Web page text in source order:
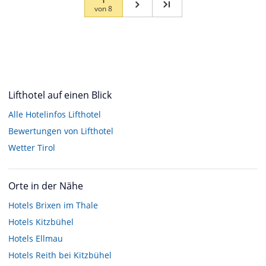
von8
Lifthotel auf einen Blick
Alle Hotelinfos Lifthotel
Bewertungen von Lifthotel
Wetter Tirol
Orte in der Nähe
Hotels Brixen im Thale
Hotels Kitzbühel
Hotels Ellmau
Hotels Reith bei Kitzbühel